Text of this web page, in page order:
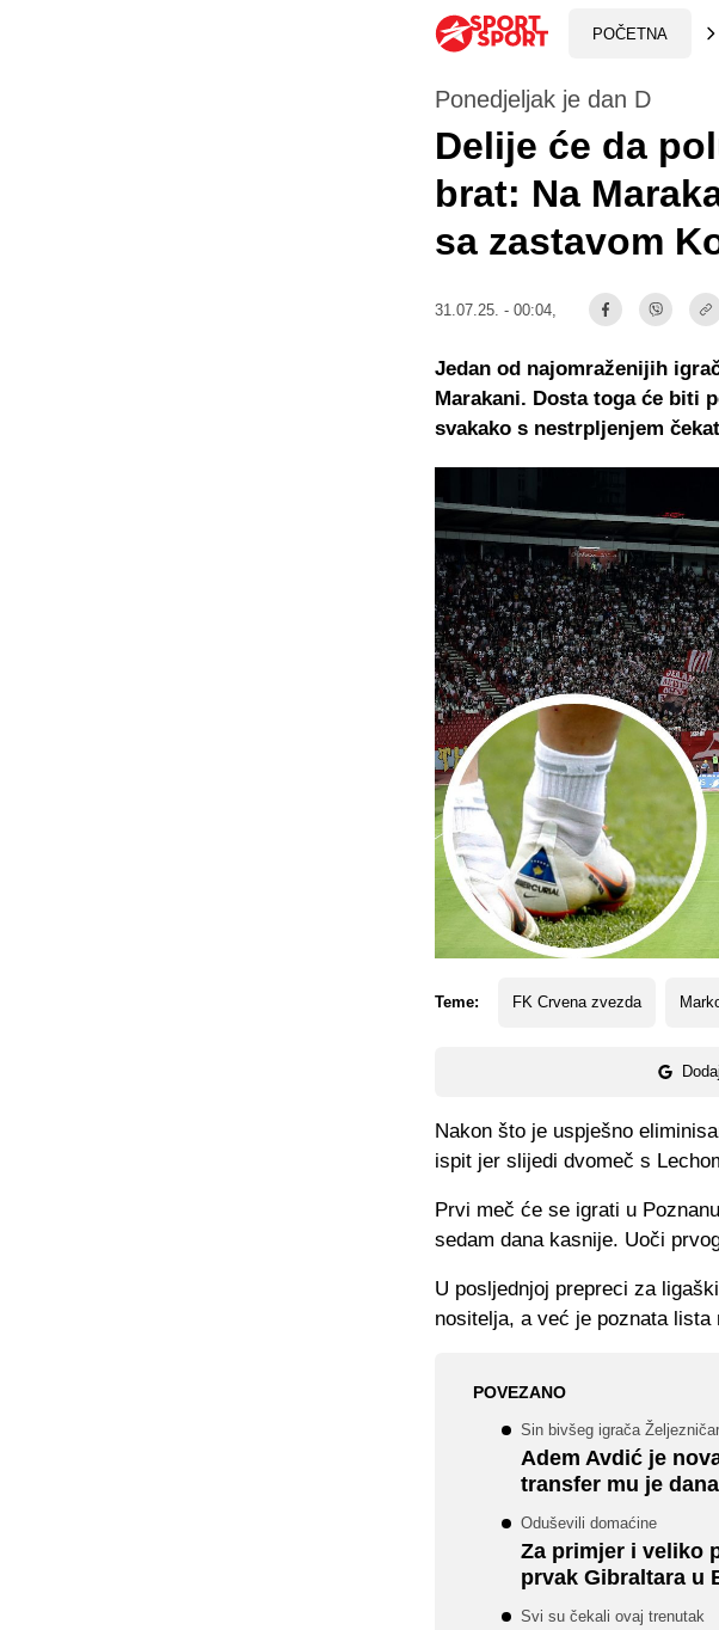
POČETNA
Ponedjeljak je dan D
Delije će da
brat: Na
sa zastavom
31.07.25. - 00:04,
Teme: FK Crvena zvezda
Jedan od najomraženijih
Marakani. Dosta toga će biti
svakako s nestrpljenjem
Nakon što je uspješno
ispit jer slijedi dvomeč s
Prvi meč će se igrati u
sedam dana kasnije. Uoči
U posljednjoj prepreci za
nositelja, a već je poznata lista
POVEZANO
Sin bivšeg igrača
Adem Avdić je
transfer mu je
Oduševili domaćine
Za primjer i veliko
prvak Gibraltara u
Svi su čekali ovaj trenutak